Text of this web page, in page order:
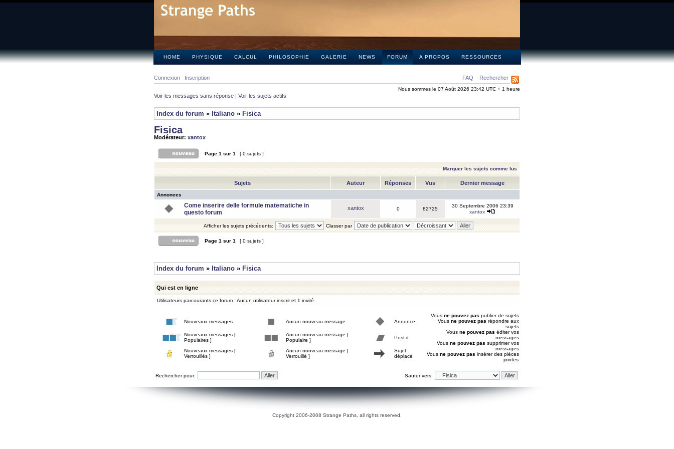
HOME PHYSIQUE CALCUL PHILOSOPHIE GALERIE NEWS FORUM A PROPOS RESSOURCES
FAQ Rechercher
Connexion Inscription
Nous sommes le 07 Août 2026 23:42 UTC + 1 heure
Voir les messages sans réponse | Voir les sujets actifs
Index du forum » Italiano » Fisica
Fisica
Modérateur: xantox
Page 1 sur 1 [ 0 sujets ]
Marquer les sujets comme lus
Sujets Auteur Réponses Vus Dernier message
Annonces
Come inserire delle formule matematiche in
questo forum
xantox 0 82725
30 Septembre 2006 23:39
xantox
Afficher les sujets précédents: Classer par
Page 1 sur 1 [ 0 sujets ]
Index du forum » Italiano » Fisica
Qui est en ligne
Utilisateurs parcourants ce forum : Aucun utilisateur inscrit et 1 invité
Nouveaux messages Aucun nouveau message Annonce
Nouveaux messages [
Populaires ]
Aucun nouveau message [
Populaire ]
Post-it
Nouveaux messages [
Verrouillés ]
Aucun nouveau message [
Verrouillé ]
Sujet
déplacé
Vous ne pouvez pas publier de sujets
Vous ne pouvez pas répondre aux
sujets
Vous ne pouvez pas éditer vos
messages
Vous ne pouvez pas supprimer vos
messages
Vous ne pouvez pas insérer des pièces
jointes
Rechercher pour: Sauter vers:
Copyright 2006-2008 Strange Paths, all rights reserved.